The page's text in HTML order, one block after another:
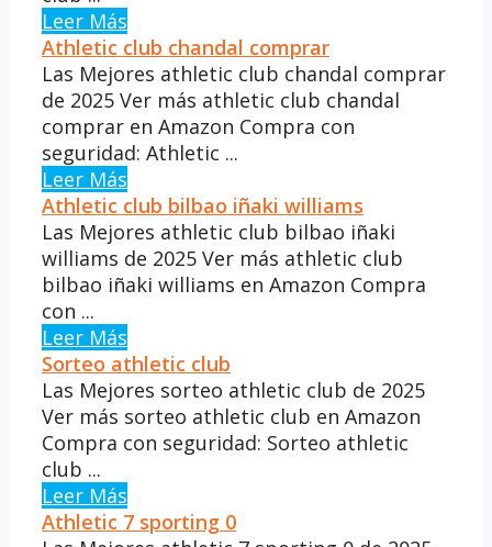
Leer Más
Athletic club chandal comprar
Las Mejores athletic club chandal comprar
de 2025 Ver más athletic club chandal
comprar en Amazon Compra con
seguridad: Athletic ...
Leer Más
Athletic club bilbao iñaki williams
Las Mejores athletic club bilbao iñaki
williams de 2025 Ver más athletic club
bilbao iñaki williams en Amazon Compra
con ...
Leer Más
Sorteo athletic club
Las Mejores sorteo athletic club de 2025
Ver más sorteo athletic club en Amazon
Compra con seguridad: Sorteo athletic
club ...
Leer Más
Athletic 7 sporting 0